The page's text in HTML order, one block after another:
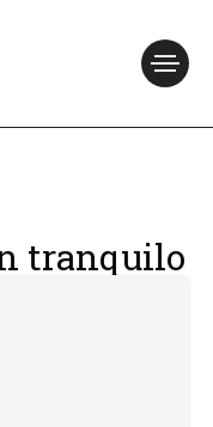
tranquilo